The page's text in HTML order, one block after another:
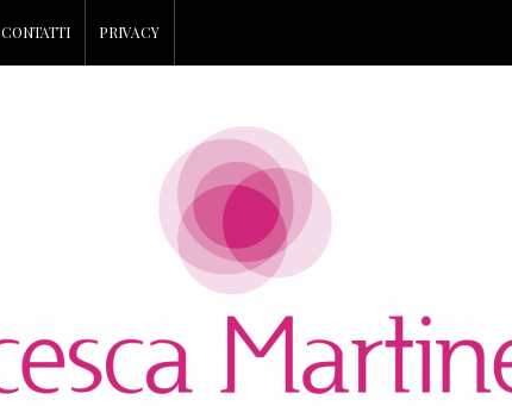
CONTATTI PRIVACY